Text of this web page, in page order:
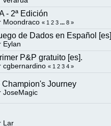
- 2ª Edición
Moondraco « 1 2 3 ...8 »
de Dados en Español [es]
Eylan
P&P gratuito [es].
cgbernardino « 1 2 3 4 »
Champion's Journey
JoseMagic
Lar